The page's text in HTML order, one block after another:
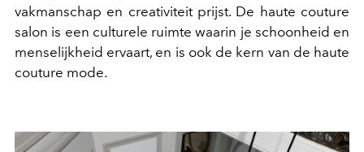
vakmanschap en creativiteit prijst. De haute couture
salon is een culturele ruimte waarin je schoonheid en
menselijkheid ervaart, en is ook de kern van de haute
couture mode.